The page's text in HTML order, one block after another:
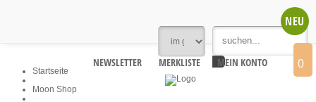
NEWSLETTER MERKLISTE MEIN KONTO 0
Startseite
Moon Shop
NEU